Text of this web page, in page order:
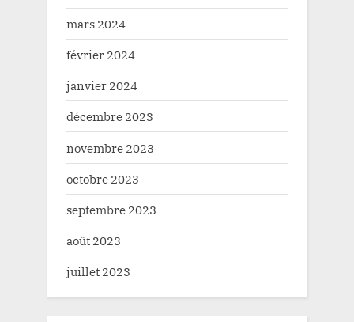
mars 2024
février 2024
janvier 2024
décembre 2023
novembre 2023
octobre 2023
septembre 2023
août 2023
juillet 2023